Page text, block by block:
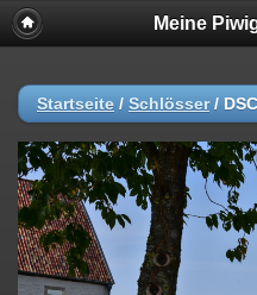
Meine
Startseite / Schlösser/